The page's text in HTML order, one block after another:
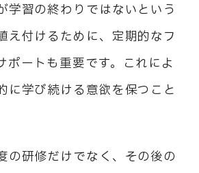
学習の終わりではないという
え付けるために、定期的なフ
ポートも重要です。これによ
に学び続ける意欲を保つこと
の研修だけでなく、その後の